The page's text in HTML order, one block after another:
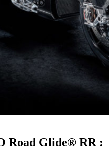
Road Glide® RR :